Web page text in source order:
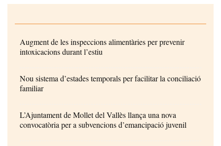
Augment de les inspeccions alimentàries per prevenir
intoxicacions durant l’estiu
Nou sistema d’estades temporals per facilitar la conciliació
familiar
L’Ajuntament de Mollet del Vallès llança una nova
convocatòria per a subvencions d’emancipació juvenil